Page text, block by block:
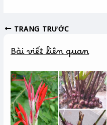
e
o
k
s
n
e
r
y
i
k
TRANG TRƯỚC
Bài viết liên quan